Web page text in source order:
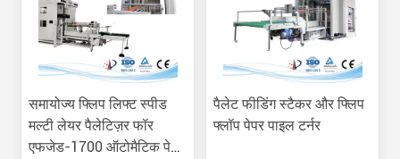
समायोज्य फ्लिप लिफ्ट स्पीड
मल्टी लेयर पैलेटिज़र फॉर
एफजेड-1700 ऑटोमैटिक पेपर
पैलेट फीडिंग स्टैकर और फ्लिप
फ्लॉप पेपर पाइल टर्नर